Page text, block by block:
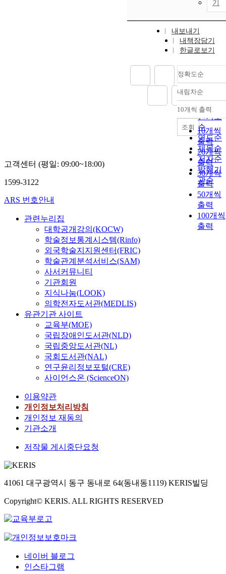
기
내보내기
내책장담기
한글로보기
정확도순
정확도
순
인기도
순
연도순
제목순
저자순
발행기
관순
내림차순
내림차
10개씩 출력
10개씩
출력
20개씩
출력
30개씩
출력
50개씩
출력
100개씩
출력
조회
고객센터 (평일: 09:00~18:00)
1599-3122
ARS 번호안내
관련누리집
대학공개강의(KOCW)
학술정보통계시스템(Rinfo)
외국학술지지원센터(FRIC)
학술관계분석서비스(SAM)
사서커뮤니티
기관회원
지식나눔(LOOK)
의학전자도서관(MEDLIS)
유관기관 사이트
교육부(MOE)
국립장애인도서관(NLD)
국립중앙도서관(NL)
국회도서관(NAL)
연구윤리정보포털(CRE)
사이언스온 (ScienceON)
이용약관
개인정보처리방침
개인정보 재동의
기관소개
저작물 게시중단요청
41061 대구광역시 동구 동내로 64(동내동1119) KERIS빌딩
Copyright© KERIS. ALL RIGHTS RESERVED
네이버 블로그
인스타그램